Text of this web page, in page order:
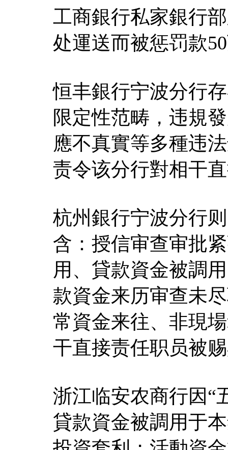
工商銀行私家銀行
处運送而被惩罚款
恒丰銀行宁波分行
限定性范畴，违規
應不真實等多種违
责令该分行對相干
杭州銀行宁波分行
含：授信审查审批
用、貸款資金被調
款資金来历审查未
常資金来往、非現
干直接责任职员被
浙江临安农商行因“
貸款資金被調用于